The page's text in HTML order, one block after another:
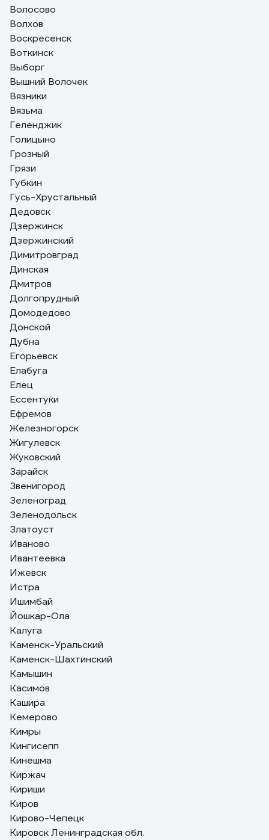
Волосово
Волхов
Воскресенск
Воткинск
Выборг
Вышний Волочек
Вязники
Вязьма
Геленджик
Голицыно
Грозный
Грязи
Губкин
Гусь-Хрустальный
Дедовск
Дзержинск
Дзержинский
Димитровград
Динская
Дмитров
Долгопрудный
Домодедово
Донской
Дубна
Егорьевск
Елабуга
Елец
Ессентуки
Ефремов
Железногорск
Жигулевск
Жуковский
Зарайск
Звенигород
Зеленоград
Зеленодольск
Златоуст
Иваново
Ивантеевка
Ижевск
Истра
Ишимбай
Йошкар-Ола
Калуга
Каменск-Уральский
Каменск-Шахтинский
Камышин
Касимов
Кашира
Кемерово
Кимры
Кингисепп
Кинешма
Киржач
Кириши
Киров
Кирово-Чепецк
Кировск Ленинградская обл.